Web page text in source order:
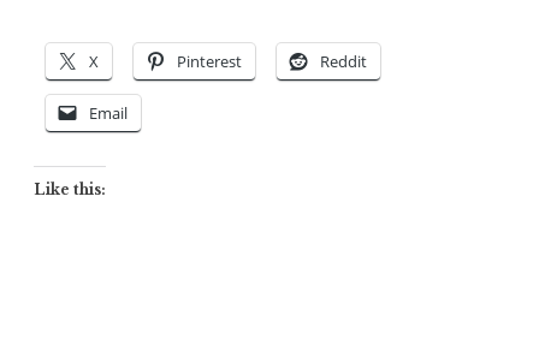
X Pinterest Reddit
Email
Like this: